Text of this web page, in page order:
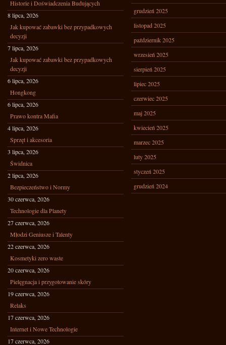
Historie i Doświadczenia Budujących
8 lipca, 2026
Jak kupować zabawki bez przypadkowych
decyzji
7 lipca, 2026
Jak kupować zabawki bez przypadkowych
decyzji
6 lipca, 2026
Hongkong
6 lipca, 2026
Prawo kontra Mafia
4 lipca, 2026
Sprzęt i akcesoria
3 lipca, 2026
Świdnica
2 lipca, 2026
Bezpieczeństwo i Normy
30 czerwca, 2026
Technologie dla Planety
27 czerwca, 2026
Młodzi Geniusze i Talenty
22 czerwca, 2026
Kosmetyki zero waste
20 czerwca, 2026
Pielęgnacja i przygotowanie skóry
19 czerwca, 2026
Relaks
17 czerwca, 2026
Internet i Nowe Technologie
17 czerwca, 2026
grudzień 2025
listopad 2025
październik 2025
wrzesień 2025
sierpień 2025
lipiec 2025
czerwiec 2025
maj 2025
kwiecień 2025
marzec 2025
luty 2025
styczeń 2025
grudzień 2024